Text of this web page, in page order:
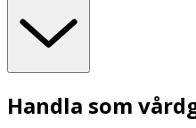
Handla som